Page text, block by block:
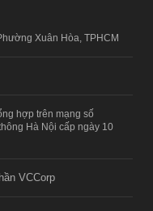
Xuân Hòa, TPHCM
hợp trên mạng số
Hà Nội cấp ngày 10
VCCorp